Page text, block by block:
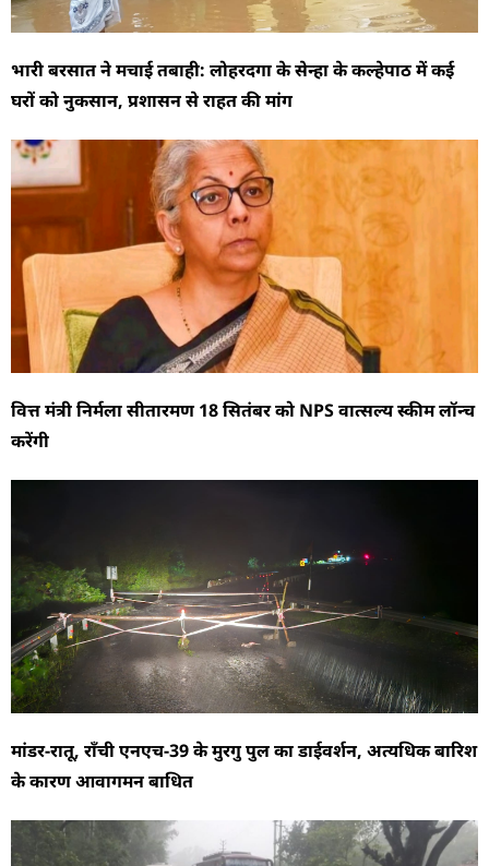
भारी बरसात ने मचाई तबाही: लोहरदगा के सेन्हा के कल्हेपाठ में कई
घरों को नुकसान, प्रशासन से राहत की मांग
वित्त मंत्री निर्मला सीतारमण 18 सितंबर को NPS वात्सल्य स्कीम लॉन्च
करेंगी
मांडर-रातू, राँची एनएच-39 के मुरगु पुल का डाईवर्शन, अत्यधिक बारिश
के कारण आवागमन बाधित